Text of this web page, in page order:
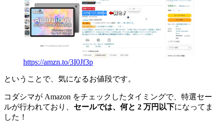
https://amzn.to/3I0Jf3p
ということで、気になるお値段です。
コダシマが Amazon をチェックしたタイミングで、特選セー
ルが行われており、 セールでは、何と 2 万円以下になってま
した！